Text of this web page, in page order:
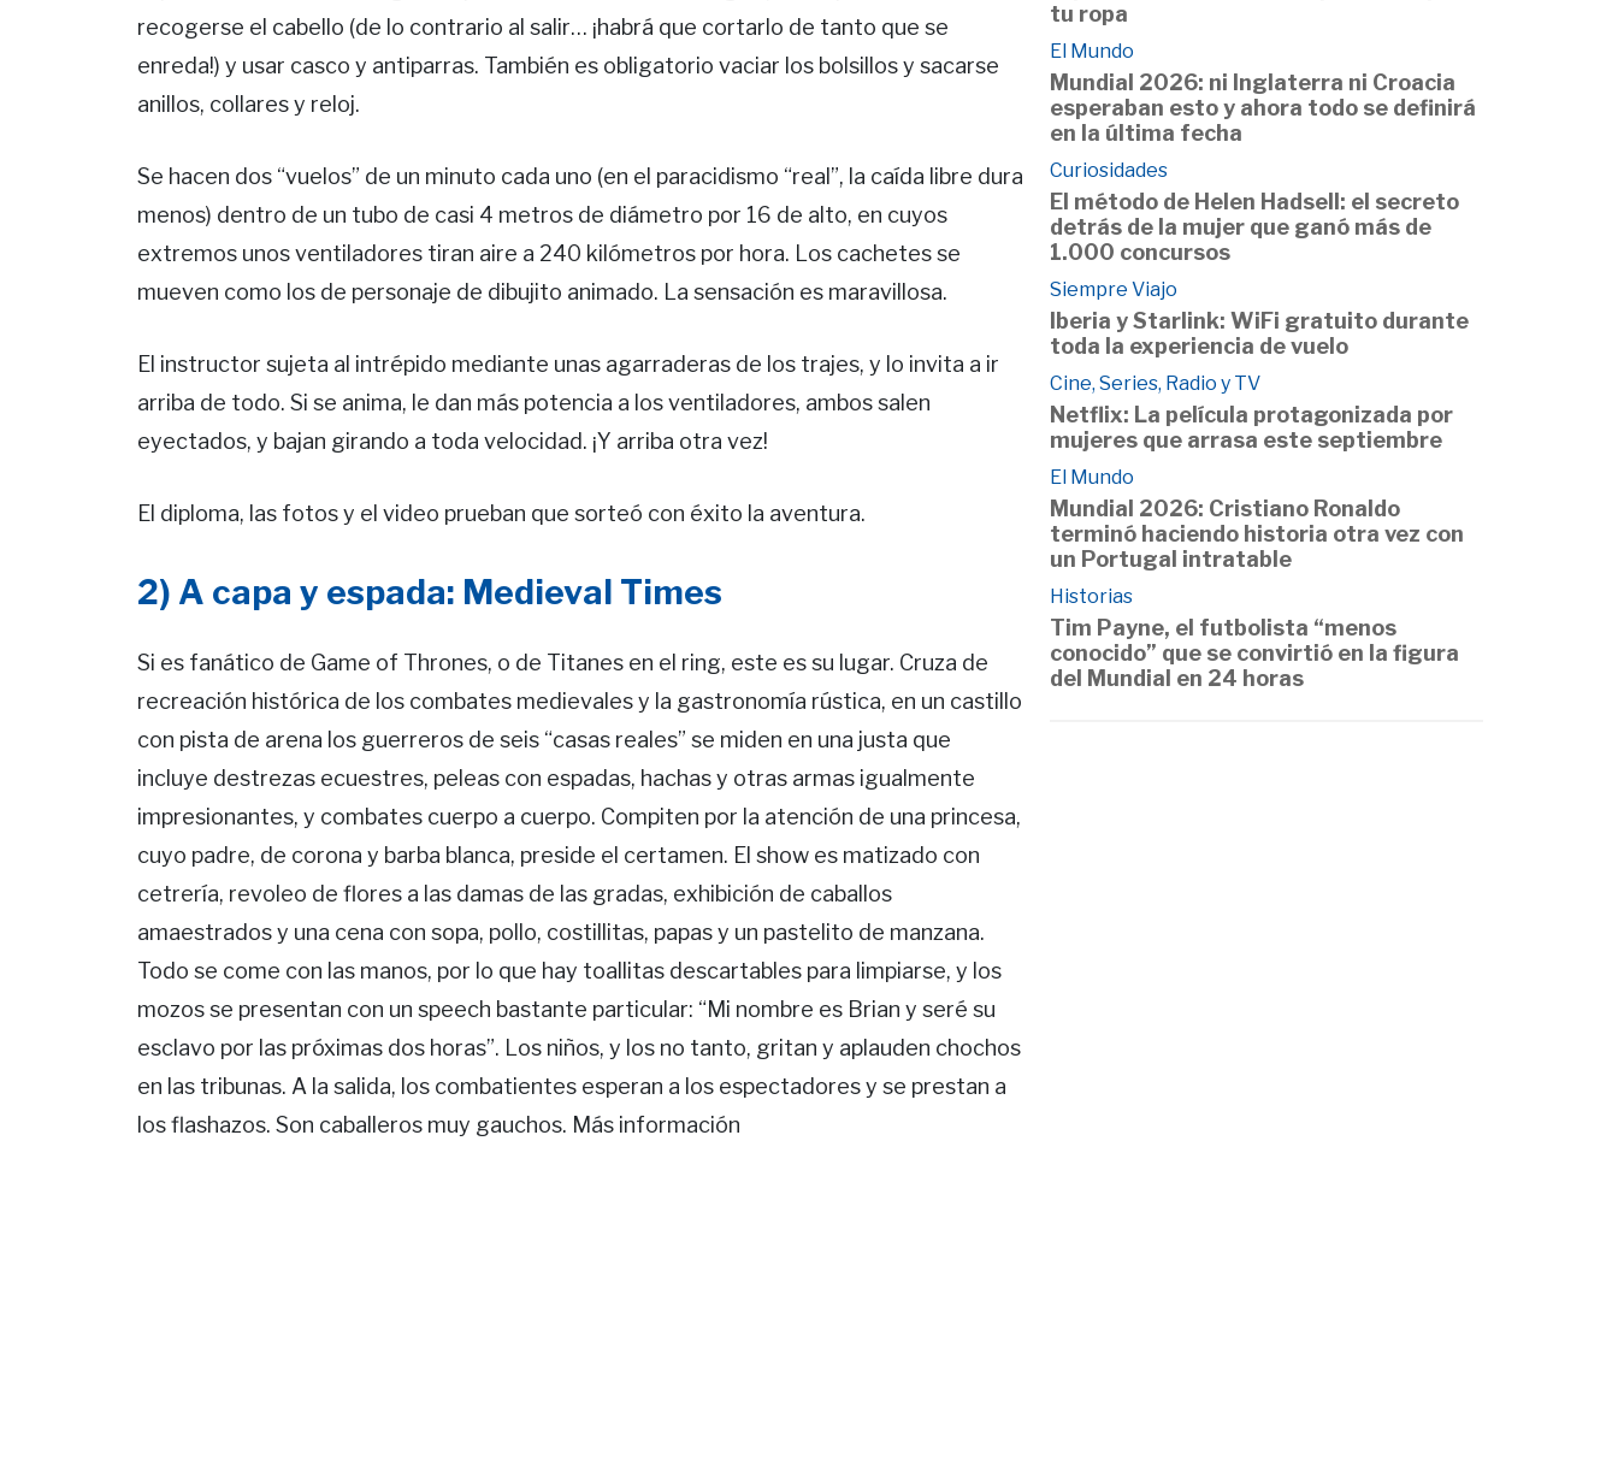
recogerse el cabello (de lo contrario al salir… ¡habrá que cortarlo de tanto que se
enreda!) y usar casco y antiparras. También es obligatorio vaciar los bolsillos y sacarse
anillos, collares y reloj.
Se hacen dos “vuelos” de un minuto cada uno (en el paracidismo “real”, la caída libre dura
menos) dentro de un tubo de casi 4 metros de diámetro por 16 de alto, en cuyos
extremos unos ventiladores tiran aire a 240 kilómetros por hora. Los cachetes se
mueven como los de personaje de dibujito animado. La sensación es maravillosa.
El instructor sujeta al intrépido mediante unas agarraderas de los trajes, y lo invita a ir
arriba de todo. Si se anima, le dan más potencia a los ventiladores, ambos salen
eyectados, y bajan girando a toda velocidad. ¡Y arriba otra vez!
El diploma, las fotos y el video prueban que sorteó con éxito la aventura.
2) A capa y espada: Medieval Times
Si es fanático de Game of Thrones, o de Titanes en el ring, este es su lugar. Cruza de
recreación histórica de los combates medievales y la gastronomía rústica, en un castillo
con pista de arena los guerreros de seis “casas reales” se miden en una justa que
incluye destrezas ecuestres, peleas con espadas, hachas y otras armas igualmente
impresionantes, y combates cuerpo a cuerpo. Compiten por la atención de una princesa,
cuyo padre, de corona y barba blanca, preside el certamen. El show es matizado con
cetrería, revoleo de flores a las damas de las gradas, exhibición de caballos
amaestrados y una cena con sopa, pollo, costillitas, papas y un pastelito de manzana.
Todo se come con las manos, por lo que hay toallitas descartables para limpiarse, y los
mozos se presentan con un speech bastante particular: “Mi nombre es Brian y seré su
esclavo por las próximas dos horas”. Los niños, y los no tanto, gritan y aplauden chochos
en las tribunas. A la salida, los combatientes esperan a los espectadores y se prestan a
los flashazos. Son caballeros muy gauchos. Más información
tu ropa
El Mundo
Mundial 2026: ni Inglaterra ni Croacia
esperaban esto y ahora todo se definirá
en la última fecha
Curiosidades
El método de Helen Hadsell: el secreto
detrás de la mujer que ganó más de
1.000 concursos
Siempre Viajo
Iberia y Starlink: WiFi gratuito durante
toda la experiencia de vuelo
Cine, Series, Radio y TV
Netflix: La película protagonizada por
mujeres que arrasa este septiembre
El Mundo
Mundial 2026: Cristiano Ronaldo
terminó haciendo historia otra vez con
un Portugal intratable
Historias
Tim Payne, el futbolista “menos
conocido” que se convirtió en la figura
del Mundial en 24 horas